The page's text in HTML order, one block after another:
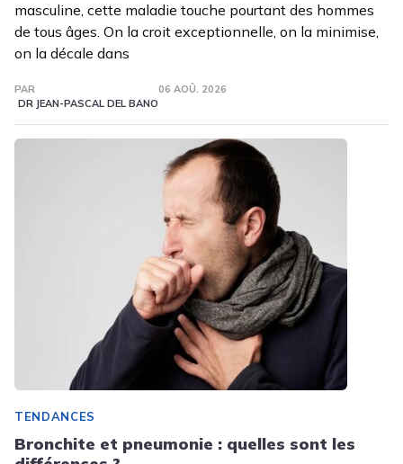
masculine, cette maladie touche pourtant des hommes
de tous âges. On la croit exceptionnelle, on la minimise,
on la décale dans
PAR
DR JEAN-PASCAL DEL BANO
06 AOÛ. 2026
TENDANCES
Bronchite et pneumonie : quelles sont les